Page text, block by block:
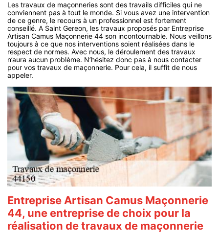
Les travaux de maçonneries sont des travails difficiles qui ne
conviennent pas à tout le monde. Si vous avez une intervention
de ce genre, le recours à un professionnel est fortement
conseillé. A Saint Gereon, les travaux proposés par Entreprise
Artisan Camus Maçonnerie 44 son incontournable. Nous veillons
toujours à ce que nos interventions soient réalisées dans le
respect de normes. Avec nous, le déroulement des travaux
n’aura aucun problème. N’hésitez donc pas à nous contacter
pour vos travaux de maçonnerie. Pour cela, il suffit de nous
appeler.
Entreprise Artisan Camus Maçonnerie
44, une entreprise de choix pour la
réalisation de travaux de maçonnerie